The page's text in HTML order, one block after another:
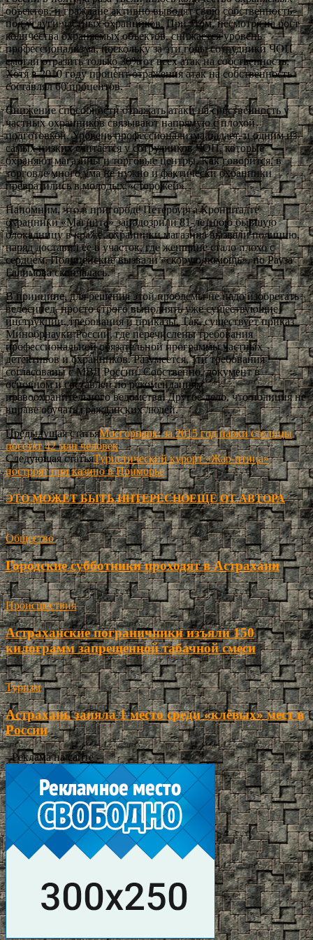
объектов, и граждане активно выводят свою собственность
под услуги частных охранников. При этом, несмотря на рост
количества охраняемых объектов, снижается уровень
профессионализма, поскольку за эти годы сотрудники ЧОП
смогли отразить только 30% от всех атак на собственность.
Хотя в 2010 году процент отражения атак на собственность
составлял 60 процентов.
Снижение способности отражать атаки на собственность у
частных охранников связывают напрямую с плохой
подготовкой. Уровень профессионализма падает, и одним из
самых низких считается у сотрудников ЧОП, которые
охраняют магазины и торговые центры. Как говорится, в
торговле много ума не нужно и фактически охранники
превратились в молодых «сторожей».
Напомним, что в пригороде Петербурга Кронштадте
охранники «Магнита» заподозрили 81-летнюю бывшую
блокадницу в краже, охранники магазина вызвали полицию,
наряд доставил ее в участок, где женщине стало плохо с
сердцем. Полицейские вызвали «скорую помощь», но Рауза
Галимова скончалась.
В принципе, для решения этой проблемы не надо изобретать
велосипед, просто строго выполнять уже существующие
инструкции, требования и приказы. Так, существует приказ
Минобрнауки России, где перечислены требования
профессиональной обязательной программы частных
детективов и охранников. Разумеется, эти требования
согласованы с МВД России. Собственно, документ в
основном и составлен по рекомендациям
правоохранительного ведомства. Другое дело, что полиция не
вправе обучать гражданских людей.
Предыдущая статьяМосгорпарк: за 2015 год парки столицы
посетят 42 млн человек
Следующая статьяТуристический курорт «Жар-птица»
построят при казино в Приморье
ЭТО МОЖЕТ БЫТЬ ИНТЕРЕСНОЕЩЕ ОТ АВТОРА
Общество
Городские субботники проходят в Астрахани
Происшествия
Астраханские пограничники изъяли 150
килограмм запрещенной табачной смеси
Туризм
Астрахань заняла 1 место среди «клёвых» мест в
России
- Реклама на сайте -